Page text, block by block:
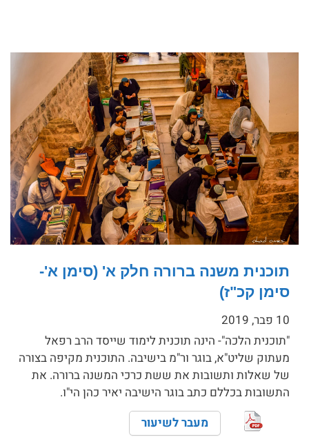
תוכנית משנה ברורה חלק א' (סימן א'-
סימן קכ"ז)
10 פבר, 2019
"תוכנית הלכה"- הינה תוכנית לימוד שייסד הרב רפאל
מעתוק שליט"א, בוגר ור"מ בישיבה. התוכנית מקיפה בצורה
של שאלות ותשובות את ששת כרכי המשנה ברורה. את
התשובות בכללם כתב בוגר הישיבה יאיר כהן הי"ו.